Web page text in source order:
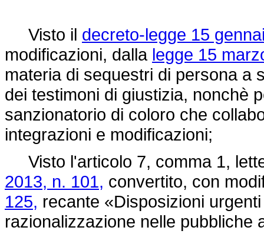
Visto il decreto-legge 15
modificazioni, dalla legge 15
materia di sequestri di persona a
dei testimoni di giustizia, nonchè
sanzionatorio di coloro che
integrazioni e modificazioni;
Visto l'articolo 7, comma 1,
2013, n. 101, convertito, con
125, recante «Disposizioni
razionalizzazione nelle pubbliche